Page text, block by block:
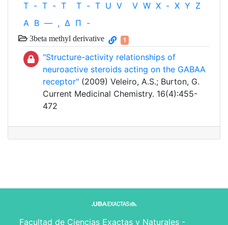
T - T - T T - T U V V W X - X Y Z
Α Β — , Δ Π -
3beta methyl derivative 1
"Structure-activity relationships of
neuroactive steroids acting on the GABAA
receptor" (2009) Veleiro, A.S.; Burton, G.
Current Medicinal Chemistry. 16(4):455-
472
Facultad de Ciencias Exactas y Naturales -